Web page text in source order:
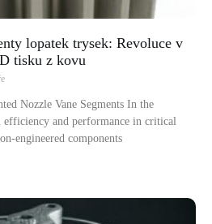
lopatek trysek: Revoluce v
tisku z kovu
Nozzle Vane Segments In the
efficiency and performance in critical
engineered components